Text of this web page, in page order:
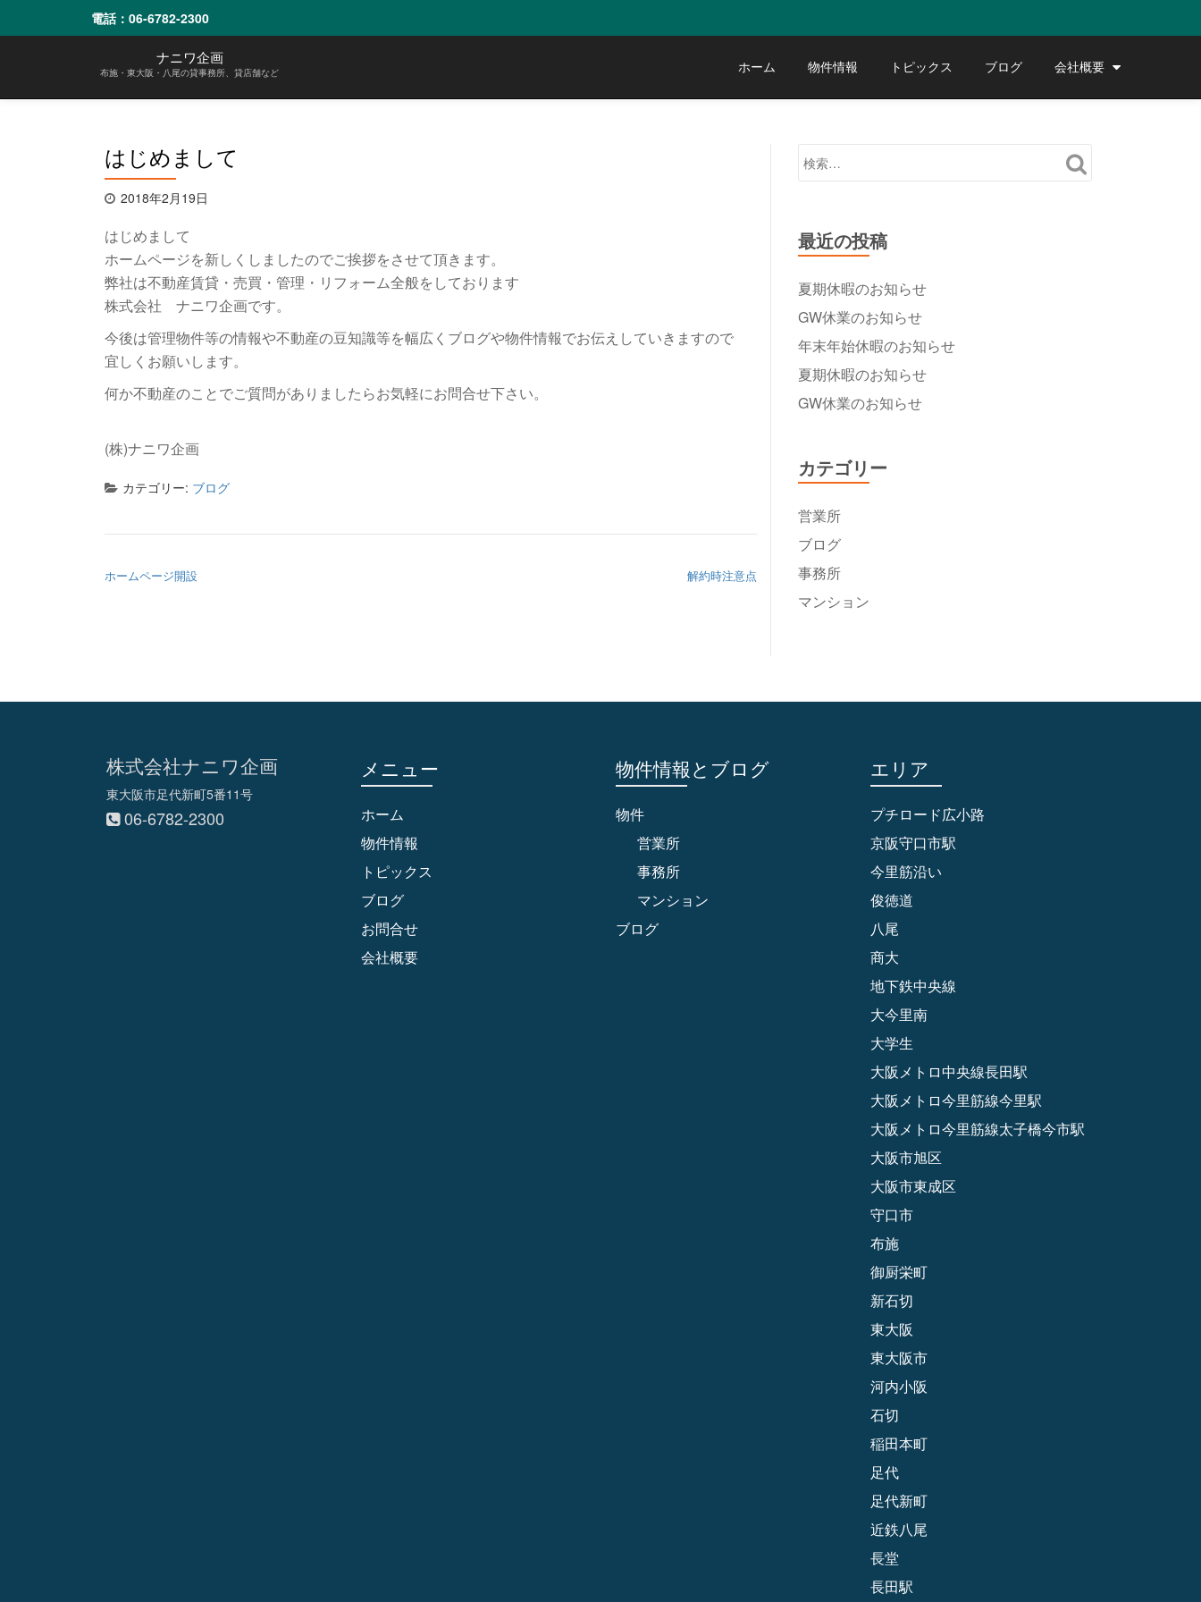
ン
電話： 06-6782-2300
ナニワ企画
布施・東大阪・八尾の貸事務所、貸店舗など ホーム 物件情報 トピックス ブログ 会社概要
はじめまして
2018年2月19日
はじめまして
ホームページを新しくしましたのでご挨拶をさせて頂きます。
弊社は不動産賃貸・売買・管理・リフォーム全般をしております
株式会社 ナニワ企画です。
今後は管理物件等の情報や不動産の豆知識等を幅広くブログや物件情報でお伝えしていきますので
宜しくお願いします。
何か不動産のことでご質問がありましたらお気軽にお問合せ下さい。
(株)ナニワ企画
カテゴリー: ブログ
ホームページ開設 解約時注意点
最近の投稿
夏期休暇のお知らせ
GW休業のお知らせ
年末年始休暇のお知らせ
夏期休暇のお知らせ
GW休業のお知らせ
カテゴリー
営業所
ブログ
事務所
マンション
株式会社ナニワ企画
東大阪市足代新町5番11号
06-6782-2300
メニュー
ホーム
物件情報
トピックス
ブログ
お問合せ
会社概要
物件情報とブログ
物件
営業所
事務所
マンション
ブログ
エリア
プチロード広小路
京阪守口市駅
今里筋沿い
俊徳道
八尾
商大
地下鉄中央線
大今里南
大学生
大阪メトロ中央線長田駅
大阪メトロ今里筋線今里駅
大阪メトロ今里筋線太子橋今市駅
大阪市旭区
大阪市東成区
守口市
布施
御厨栄町
新石切
東大阪
東大阪市
河内小阪
石切
稲田本町
足代
足代新町
近鉄八尾
長堂
長田駅